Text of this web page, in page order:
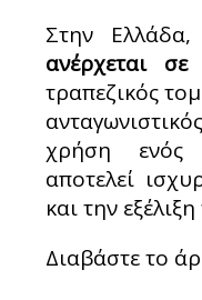
Στην Ελλάδα,
ανέρχεται
τραπεζικός
χρήση ενός
αποτελεί
και την
Διαβάστε το